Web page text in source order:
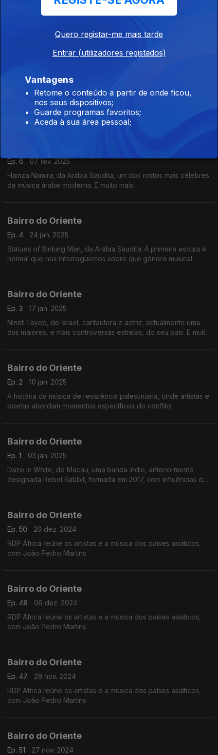
21 fev. 2025
Calçada da Fama no Dubai após ter sido nomeado o melhor
cantor do Paquistão. E muito mais.
14 fev. 2025
Majaz, do Barhain, um programa especial a eles dedicado em
exlusivo.
Ep. 6
07 fev. 2025
Hamza Namira, da Arábia Saudita, um dos rostos mais célebres
da música árabe moderna. E muito mais.
Bairro do Oriente
Ep. 4
24 jan. 2025
Statues of Sinking Man, da Arábia Saudita. À primeira escuta é
normal que nos interroguemos sobre que género musical
Bairro do Oriente
Ep. 3
17 jan. 2025
Ninet Tayeb, de Israel, cantautora e actriz, actualmente uma
das maiores, e mais controversas estrelas, do seu país. E muito
Bairro do Oriente
Ep. 2
10 jan. 2025
A história da música de resistência palestiniana, onde artistas e
poetas abordam momentos específicos do conflito.
Bairro do Oriente
Ep. 1
03 jan. 2025
Daze in White, de Macau, uma banda indie, anteriormente
designada Rebel Rabbit, formada em 2017, com influências de
Bairro do Oriente
Ep. 50
20 dez. 2024
RDP África reúne os artistas e a música dos países asiáticos,
com João Pedro Martins
Bairro do Oriente
Ep. 48
06 dez. 2024
RDP África reúne os artistas e a música dos países asiáticos,
com João Pedro Martins
Bairro do Oriente
Ep. 47
29 nov. 2024
RDP África reúne os artistas e a música dos países asiáticos,
com João Pedro Martins
Bairro do Oriente
Ep. 51
27 nov. 2024
Quero registar-me mais tarde
Entrar (utilizadores registados)
Vantagens
Retome o conteúdo a partir de onde ficou,
nos seus dispositivos;
Guarde programas favoritos;
Aceda à sua área pessoal;